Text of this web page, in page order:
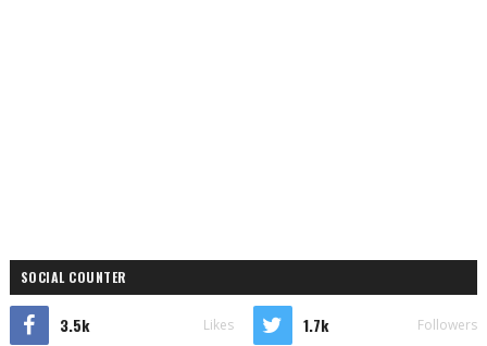
SOCIAL COUNTER
3.5k Likes 1.7k Followers